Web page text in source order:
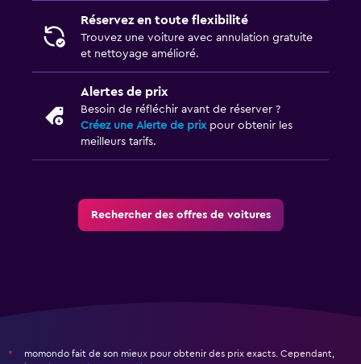
Réservez en toute flexibilité
Trouvez une voiture avec annulation gratuite
et nettoyage amélioré.
Alertes de prix
Besoin de réfléchir avant de réserver ?
Créez une Alerte de prixpour obtenir les
meilleurs tarifs.
Rechercher des offres de voitures
*
momondo fait de son mieux pour obtenir des prix exacts. Cependant,